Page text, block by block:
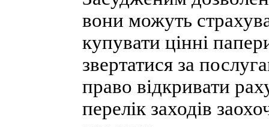
вони можуть
купувати цінні
звертатися за
право відкривати
перелік заходів